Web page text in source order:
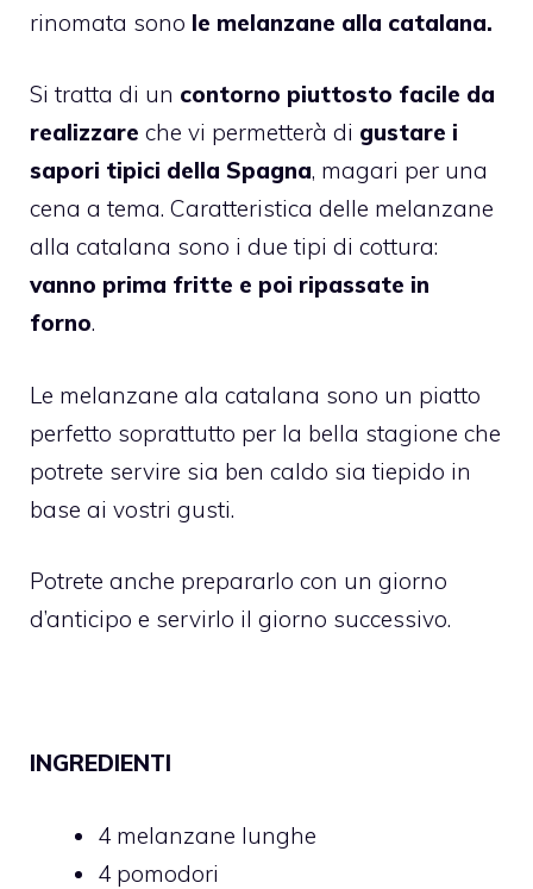
rinomata sono le melanzane alla catalana.
Si tratta di un contorno piuttosto facile da
realizzare che vi permetterà di gustare i
sapori tipici della Spagna, magari per una
cena a tema. Caratteristica delle melanzane
alla catalana sono i due tipi di cottura:
vanno prima fritte e poi ripassate in
forno.
Le melanzane ala catalana sono un piatto
perfetto soprattutto per la bella stagione che
potrete servire sia ben caldo sia tiepido in
base ai vostri gusti.
Potrete anche prepararlo con un giorno
d’anticipo e servirlo il giorno successivo.
INGREDIENTI
4 melanzane lunghe
4 pomodori